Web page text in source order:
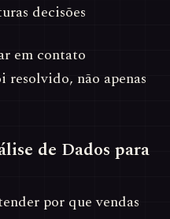
decisões
em contato
resolvido, não apenas
de Dados para
por que vendas